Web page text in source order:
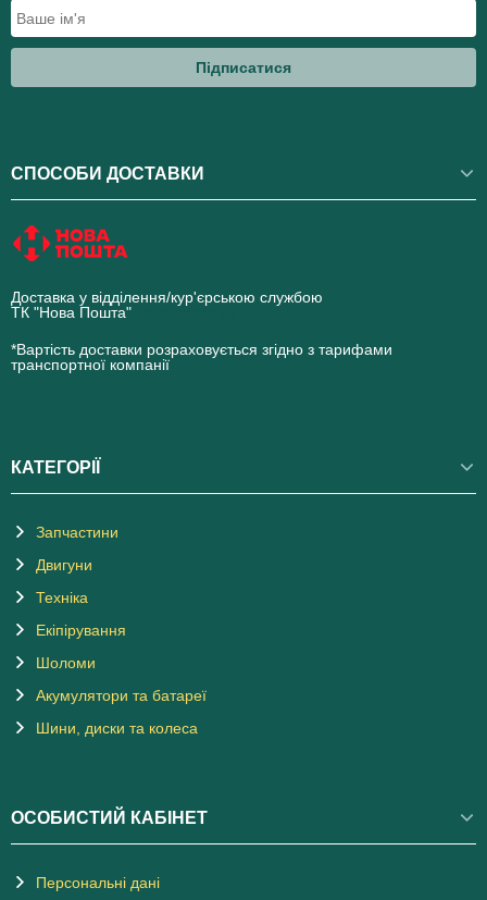
Підписатися
СПОСОБИ ДОСТАВКИ
Доставка у відділення/кур'єрською службою
ТК "Нова Пошта"
*Вартість доставки розраховується згідно з тарифами
транспортної компанії
КАТЕГОРІЇ
Запчастини
Двигуни
Техніка
Екіпірування
Шоломи
Акумулятори та батареї
Шини, диски та колеса
ОСОБИСТИЙ КАБІНЕТ
Персональні дані